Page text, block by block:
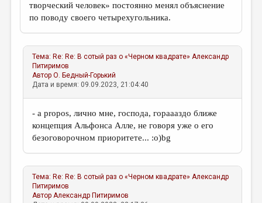
творческий человек» постоянно менял объяснение
по поводу своего четырехугольника.
Тема: Re: Re: В сотый раз о «Черном квадрате» Александр
Питиримов
АвторО. Бедный-Горький
Дата и время: 09.09.2023, 21:04:40
- a propos, лично мне, господа, гораааздо ближе
концепция Альфонса Алле, не говоря уже о его
безоговорочном приоритете... :о)bg
Тема: Re: Re: В сотый раз о «Черном квадрате» Александр
Питиримов
АвторАлександр Питиримов